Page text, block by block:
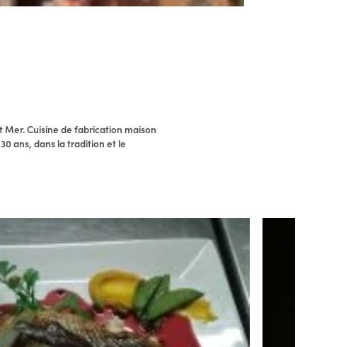
Cuisine de fabrication maison
ans, dans la tradition et le